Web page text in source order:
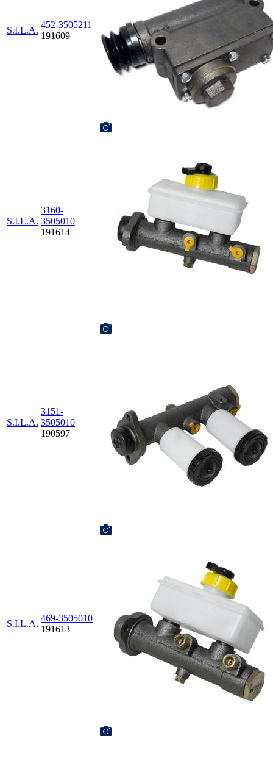
S.I.L.A.
452-3505211
191609
S.I.L.A.
3160-
3505010
191614
S.I.L.A.
3151-
3505010
190597
S.I.L.A.
469-3505010
191613